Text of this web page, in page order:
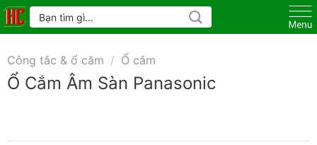
Skip
to
Tìm
kiếm:
Công tắc & ổ căm / Ổ cắm
Ổ Cắm Âm Sàn Panasonic